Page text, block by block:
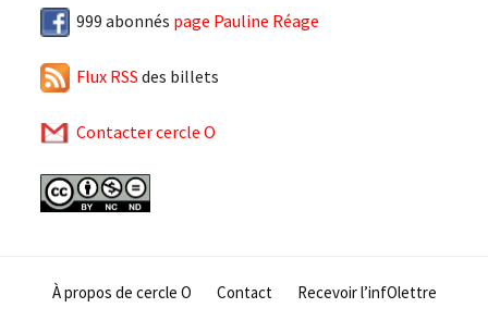
999 abonnés page Pauline Réage
Flux RSS des billets
Contacter cercle O
À propos de cercle O Contact Recevoir l’infOlettre